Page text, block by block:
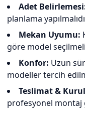
Adet
planlama
Mekan Uyumu:
göre model
Konfor: Uzun
modeller tercih
Teslimat &
profesyonel montaj